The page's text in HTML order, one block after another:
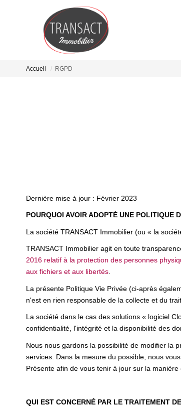
Accueil RGPD
Dernière mise à jour : Février 2023
POURQUOI AVOIR ADOPTÉ UNE POLITIQUE
La société TRANSACT Immobilier (ou « la
TRANSACT Immobilier agit en toute
2016 relatif à la protection des personnes
aux fichiers et aux libertés
La présente Politique Vie Privée (ci-après
n'est en rien responsable de la collecte et du
La société dans le cas des solutions « logiciel
confidentialité, l'intégrité et la disponibilité des
Nous nous gardons la possibilité de modifier la
services. Dans la mesure du possible, nous
Présente afin de vous tenir à jour sur la
QUI EST CONCERNÉ PAR LE TRAITEMENT